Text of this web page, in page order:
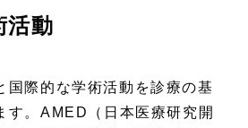
活動
国際的な学術活動を診療の基
す。AMED（日本医療研究開